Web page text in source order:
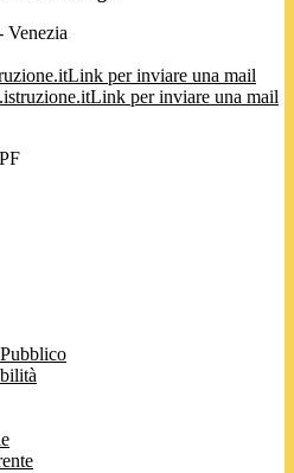
Venezia
Link per inviare una mail
Link per inviare una mail